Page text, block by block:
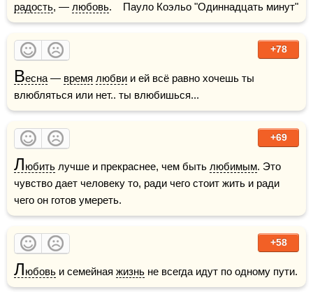
радость, — любовь
+78
Весна — время любви и ей всё равно хочешь ты
влюбляться или нет.. ты влюбишься...
+69
Любить лучше и прекраснее, чем быть любимым. Это
чувство дает человеку то, ради чего стоит жить и ради
чего он готов умереть.
+58
Любовь и семейная жизнь не всегда идут по одному пути.